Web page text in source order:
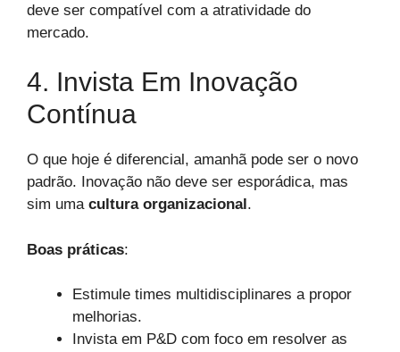
deve ser compatível com a atratividade do
mercado.
4. Invista Em Inovação
Contínua
O que hoje é diferencial, amanhã pode ser o novo
padrão. Inovação não deve ser esporádica, mas
sim uma cultura organizacional .
Boas práticas:
Estimule times multidisciplinares a propor
melhorias.
Invista em P&D com foco em resolver as